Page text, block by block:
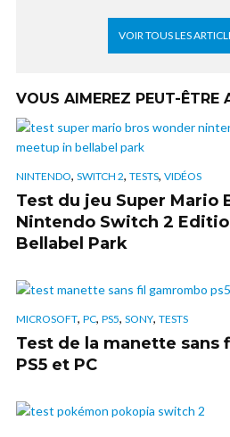
VOIR TOUS LES
VOUS AIMEREZ PEUT-ÊTRE
NINTENDO, SWITCH 2, TESTS, VIDÉOS
Test du jeu Super Mario
Nintendo Switch 2
Bellabel Park
MICROSOFT, PC, PS5, SONY, TESTS
Test de la manette sans
PS5 et PC